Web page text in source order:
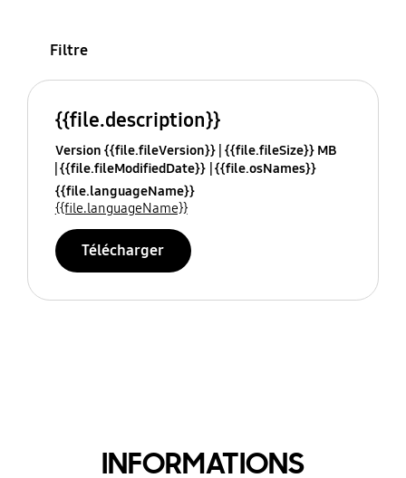
Filtre
{{file.description}}
Version {{file.fileVersion}} {{file.fileSize}} MB
{{file.fileModifiedDate}} {{file.osNames}}
{{file.languageName}}
{{file.languageName}}
Télécharger
INFORMATIONS